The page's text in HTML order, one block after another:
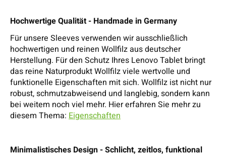
Hochwertige Qualität - Handmade in Germany
Für unsere Sleeves verwenden wir ausschließlich
hochwertigen und reinen Wollfilz aus deutscher
Herstellung. Für den Schutz Ihres Lenovo Tablet bringt
das reine Naturprodukt Wollfilz viele wertvolle und
funktionelle Eigenschaften mit sich. Wollfilz ist nicht nur
robust, schmutzabweisend und langlebig, sondern kann
bei weitem noch viel mehr. Hier erfahren Sie mehr zu
diesem Thema: Eigenschaften
Minimalistisches Design - Schlicht, zeitlos, funktional